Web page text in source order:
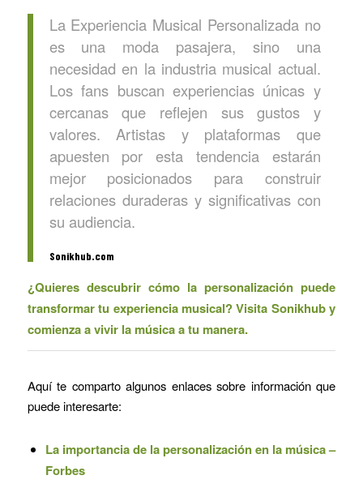
La Experiencia Musical Personalizada no
es una moda pasajera, sino una
necesidad en la industria musical actual.
Los fans buscan experiencias únicas y
cercanas que reflejen sus gustos y
valores. Artistas y plataformas que
apuesten por esta tendencia estarán
mejor posicionados para construir
relaciones duraderas y significativas con
su audiencia.
Sonikhub.com
¿Quieres descubrir cómo la personalización puede
transformar tu experiencia musical? Visita Sonikhuby
comienza a vivir la música a tu manera.
Aquí te comparto algunos enlaces sobre información que
puede interesarte:
La importancia de la personalización en la música –
Forbes